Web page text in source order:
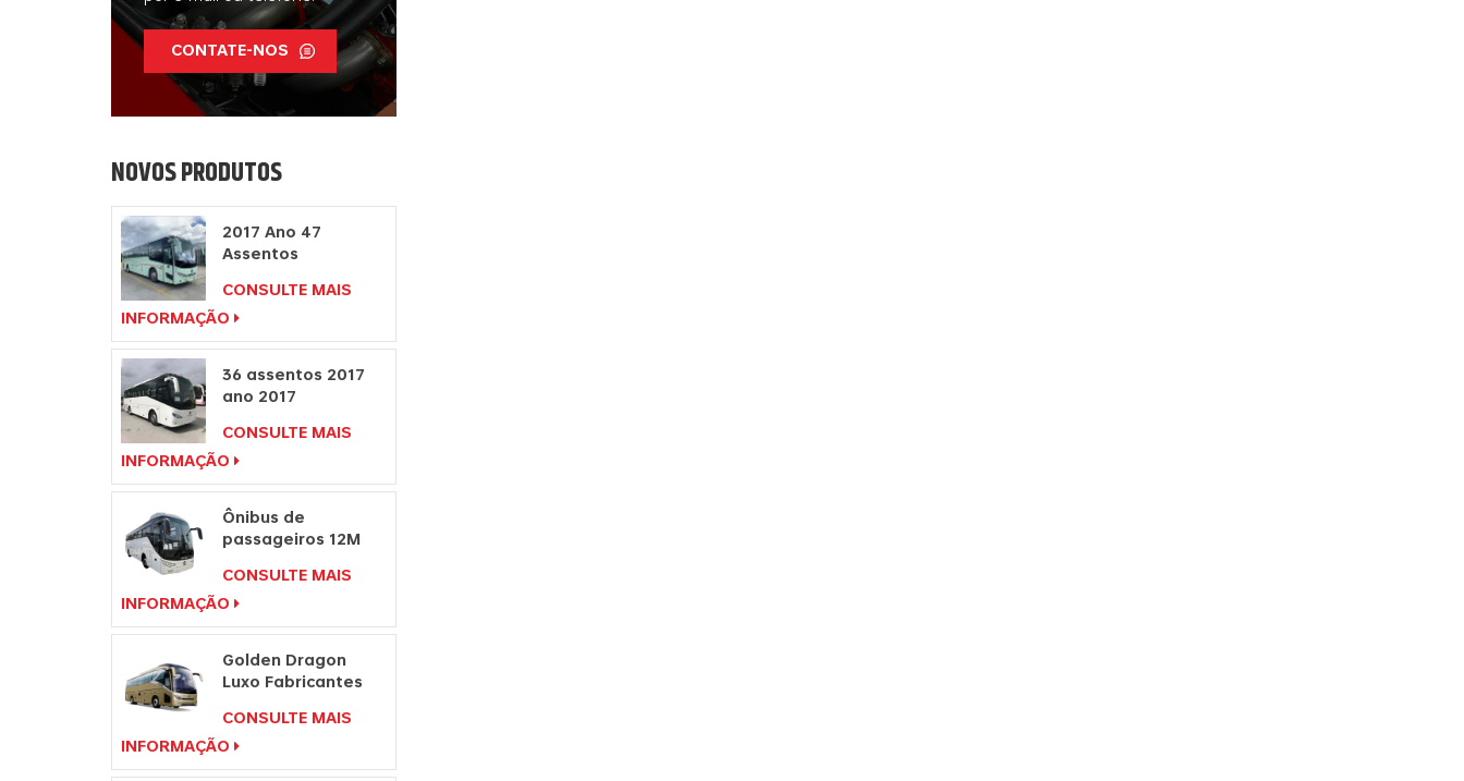
CONTATE-NOS
NOVOS PRODUTOS
2017 Ano 47
Assentos
Ônibus à Direita
Motor Diesel
CONSULTE MAIS
INFORMAÇÃO
36 assentos 2017
ano 2017
ônibus de
passageiros com
volante à direita
CONSULTE MAIS
INFORMAÇÃO
Ônibus de
passageiros 12M
de ônibus
Fabricantes de
ônibus de viagem
CONSULTE MAIS
INFORMAÇÃO
Golden Dragon
Luxo Fabricantes
Ônibus de Viagem
CONSULTE MAIS
INFORMAÇÃO